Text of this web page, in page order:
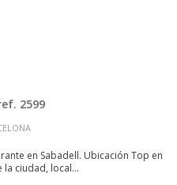
2599
en Sabadell. Ubicación Top en
la ciudad, local...